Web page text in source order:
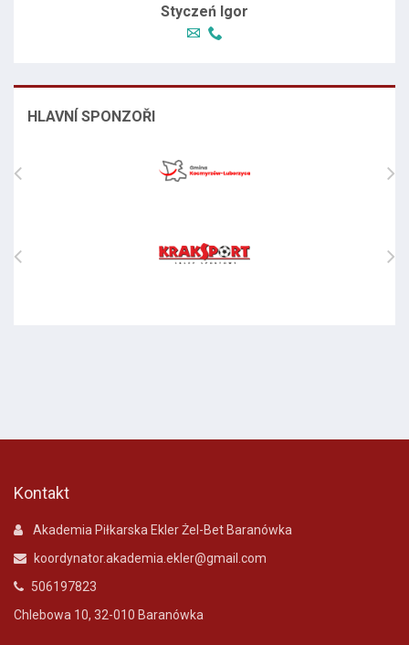
Styczeń Igor
HLAVNÍ SPONZOŘI
Kontakt
Akademia Piłkarska Ekler Żel-Bet Baranówka
koordynator.akademia.ekler@gmail.com
506197823
Chlebowa 10, 32-010 Baranówka